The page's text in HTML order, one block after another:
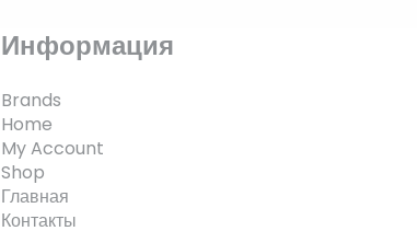
Информация
Brands
Home
My Account
Shop
Главная
Контакты